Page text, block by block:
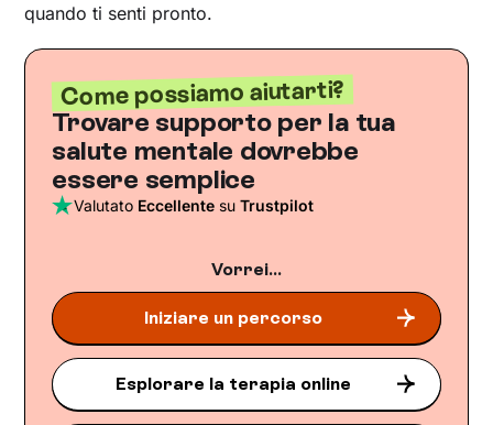
quando ti senti pronto.
Come possiamo aiutarti?
Trovare supporto per la tua
salute mentale dovrebbe
essere semplice
Valutato Eccellente suTrustpilot
Vorrei...
Iniziare un percorso
Esplorare la terapia online